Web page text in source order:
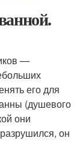
—
его для
(душевого
они
он